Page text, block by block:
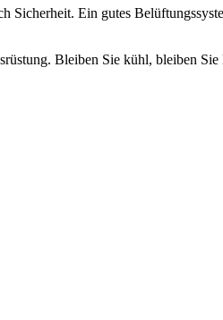
Ein gutes
Bleiben Sie kühl, bleiben